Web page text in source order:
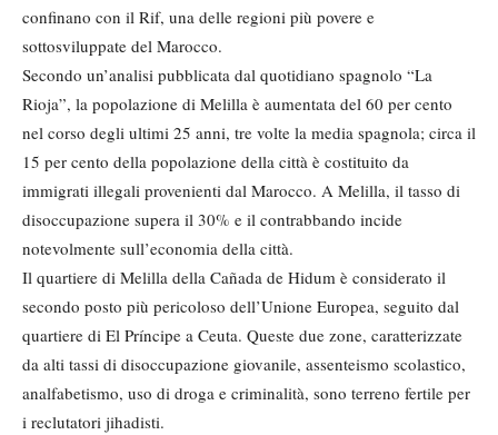
confinano con il Rif, una delle regioni più povere e
sottosviluppate del Marocco.
Secondo un’analisi pubblicata dal quotidiano spagnolo “La
Rioja”, la popolazione di Melilla è aumentata del 60 per cento
nel corso degli ultimi 25 anni, tre volte la media spagnola; circa il
15 per cento della popolazione della città è costituito da
immigrati illegali provenienti dal Marocco. A Melilla, il tasso di
disoccupazione supera il 30% e il contrabbando incide
notevolmente sull’economia della città.
Il quartiere di Melilla della Cañada de Hidum è considerato il
secondo posto più pericoloso dell’Unione Europea, seguito dal
quartiere di El Príncipe a Ceuta. Queste due zone, caratterizzate
da alti tassi di disoccupazione giovanile, assenteismo scolastico,
analfabetismo, uso di droga e criminalità, sono terreno fertile per
i reclutatori jihadisti.